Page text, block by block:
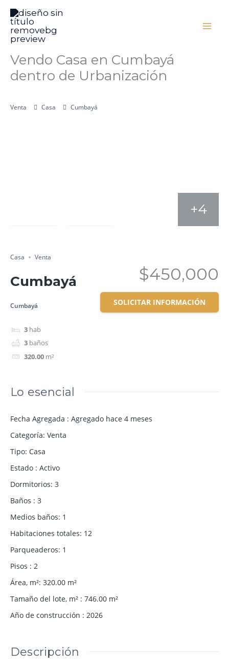
contenido
Vendo Casa en Cumbayá
dentro de Urbanización
Venta Casa Cumbayá
+4
Casa Venta
Cumbayá
Cumbayá
3 hab
3 baños
320.00 m²
$450,000
SOLICITAR INFORMACIÓN
Lo esencial
Fecha Agregada : Agregado hace 4 meses
Categoría: Venta
Tipo: Casa
Estado : Activo
Dormitorios: 3
Baños : 3
Medios baños: 1
Habitaciones totales: 12
Parqueaderos: 1
Pisos : 2
Área, m²: 320.00 m²
Tamaño del lote, m² : 746.00 m²
Año de construcción : 2026
Descripción